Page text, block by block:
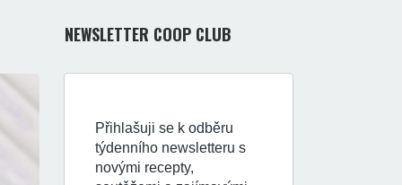
NEWSLETTER COOP CLUB